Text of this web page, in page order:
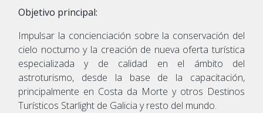
Objetivo principal:
Impulsar la concienciación sobre la conservación del
cielo nocturno y la creación de nueva oferta turística
especializada y de calidad en el ámbito del
astroturismo, desde la base de la capacitación,
principalmente en Costa da Morte y otros Destinos
Turísticos Starlight de Galicia y resto del mundo.